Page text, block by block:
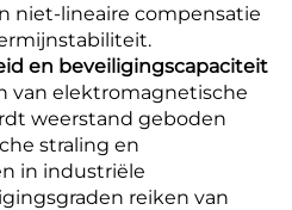
niet-lineaire compensatie
en beveiligingscapaciteit
van elektromagnetische
weerstand geboden
straling en
in industriële
reiken van